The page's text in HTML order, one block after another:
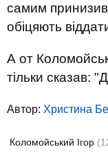
самим принизив
обіцяють
А от
тільки сказав:
Автор: Христина
Коломойський Ігор